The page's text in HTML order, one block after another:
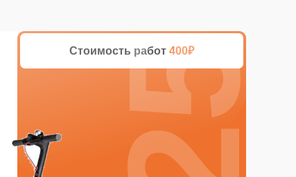
Стоимость работ 400₽